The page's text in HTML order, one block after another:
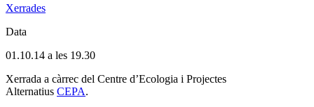
Xerrades
Data
01.10.14 a les 19.30
Xerrada a càrrec del Centre d’Ecologia i Projectes
Alternatius CEPA.